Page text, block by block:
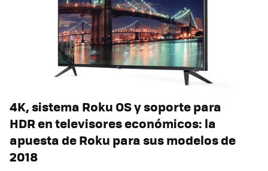
4K, sistema Roku OS y soporte para
HDR en televisores económicos: la
apuesta de Roku para sus modelos de
2018